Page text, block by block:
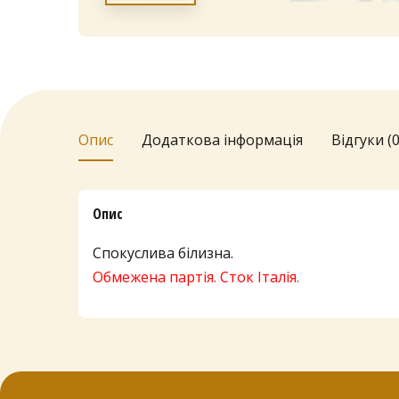
Опис Додаткова інформація Відгуки
Опис
Спокуслива білизна.
Обмежена партія. Сток Італія.